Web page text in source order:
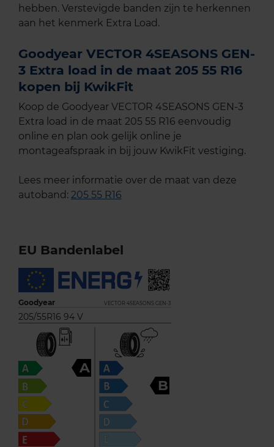
hebben. Verstevigde banden zijn te herkennen
aan het kenmerk Extra Load.
Goodyear VECTOR 4SEASONS GEN-
3 Extra load in de maat 205 55 R16
kopen bij KwikFit
Koop de Goodyear VECTOR 4SEASONS GEN-3
Extra load in de maat 205 55 R16 eenvoudig
online en plan ook gelijk online je
montageafspraak in bij jouw KwikFit vestiging.
Lees meer informatie over de maat van deze
autoband: 205 55 R16
EU Bandenlabel
Goodyear VECTOR 4SEASONS GEN-3
205/55R16 94 V
A
B